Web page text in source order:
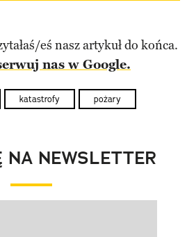
eś nasz artykuł do końca.
nas w Google.
katastrofy pożary
NA NEWSLETTER